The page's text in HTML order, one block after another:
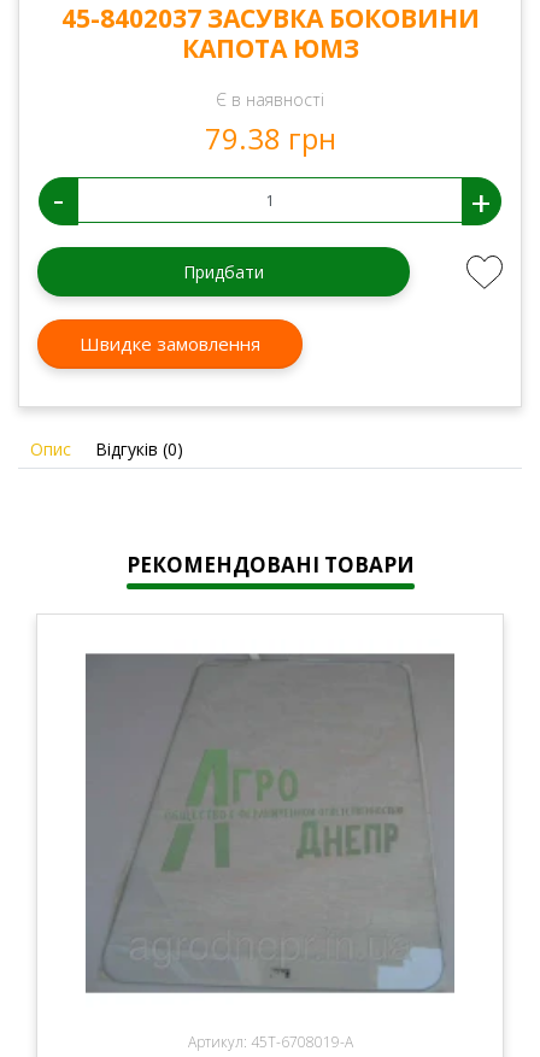
45-8402037 ЗАСУВКА БОКОВИНИ
КАПОТА ЮМЗ
Є в наявності
79.38 грн
- +
Придбати
Швидке замовлення
Опис Відгуків (0)
РЕКОМЕНДОВАНІ ТОВАРИ
Артикул: 45Т-6708019-А